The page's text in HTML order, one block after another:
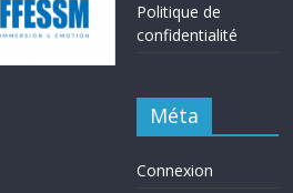
Politique de
confidentialité
Méta
Connexion